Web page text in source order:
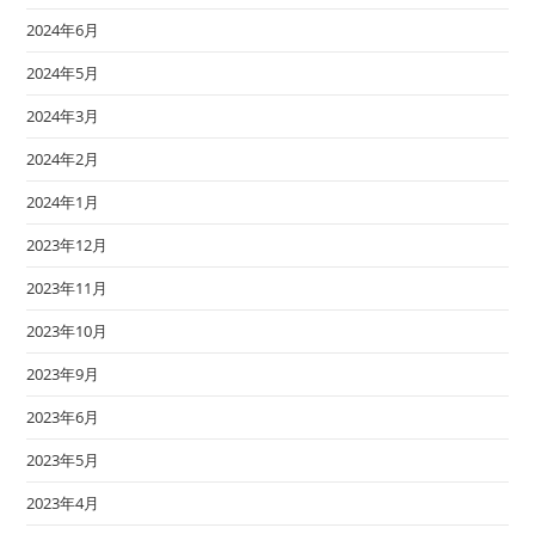
2024年6月
2024年5月
2024年3月
2024年2月
2024年1月
2023年12月
2023年11月
2023年10月
2023年9月
2023年6月
2023年5月
2023年4月